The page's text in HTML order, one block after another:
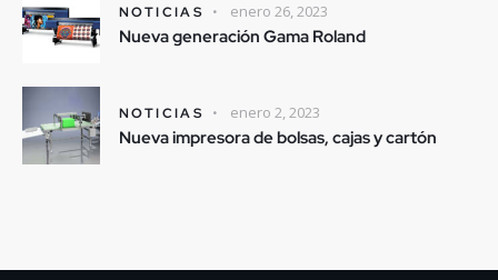
NOTICIAS enero 26, 2023
Nueva generación Gama Roland
NOTICIAS enero 2, 2023
Nueva impresora de bolsas, cajas y cartón